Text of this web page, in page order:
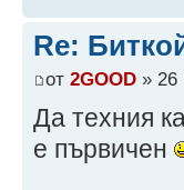
Re:
от 2GOOD » 26
Да техния
е първичен